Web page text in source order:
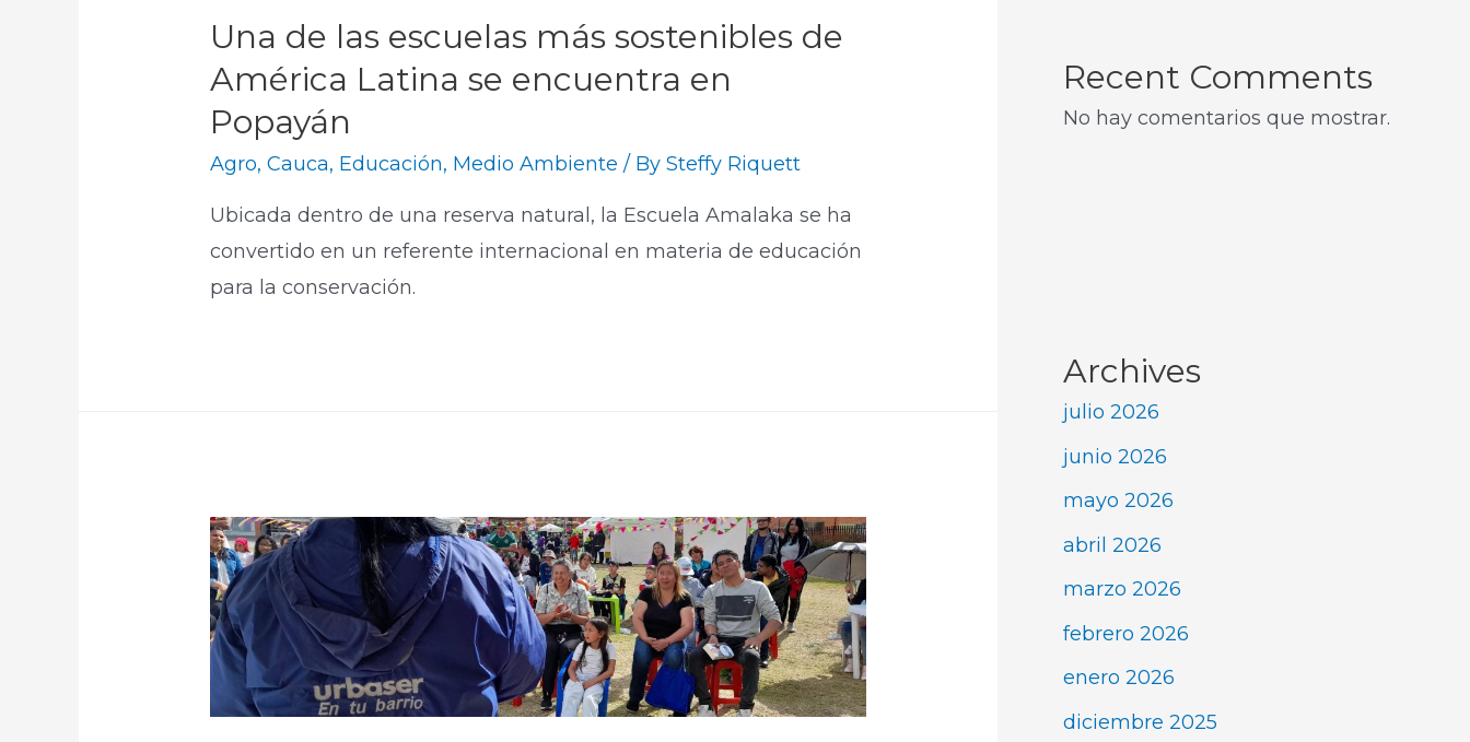
Una de las escuelas más sostenibles de
América Latina se encuentra en
Popayán
Agro,Cauca, Educación, Medio Ambiente / BySteffy Riquett
Ubicada dentro de una reserva natural, la Escuela Amalaka se ha
convertido en un referente internacional en materia de educación
para la conservación.
Recent Comments
No hay comentarios que mostrar.
Archives
julio 2026
junio 2026
mayo 2026
abril 2026
marzo 2026
febrero 2026
enero 2026
diciembre 2025